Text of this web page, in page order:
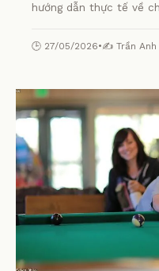
hướng dẫn thực tế về
🕒 27/05/2026•✍️ Trần Anh